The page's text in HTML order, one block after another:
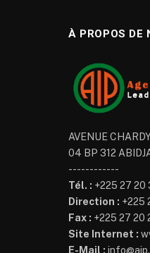
À PROPOS DE
AVENUE
04 BP 312
------------
Tél. : +225 27 20
Direction : +225
Fax : +225 27 20
Site Internet :
E-Mail :